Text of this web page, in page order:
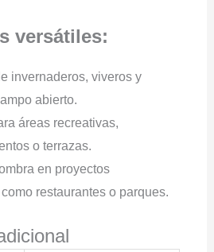
versátiles:
invernaderos, viveros y
abierto.
áreas recreativas,
o terrazas.
en proyectos
restaurantes o parques.